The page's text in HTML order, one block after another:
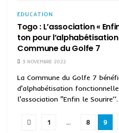
EDUCATION
Togo : L’association «
ton pour
Commune du Golfe 7
3 NOVEMBRE 2022
La Commune du Golfe 7
d'alphabétisation
l'association ''Enfin le
1 … 8 9